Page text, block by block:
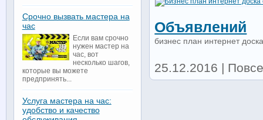
Объявлений
бизнес план интернет
25.12.2016 |
Срочно вызвать мастера на
час
Если вам срочно
нужен мастер на
час, вот
несколько шагов,
которые вы можете
предпринять...
Услуга мастера на час:
удобство и качество